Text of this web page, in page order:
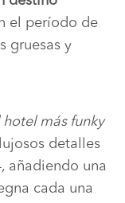
el período de
gruesas y
hotel más funky
detalles
añadiendo una
cada una